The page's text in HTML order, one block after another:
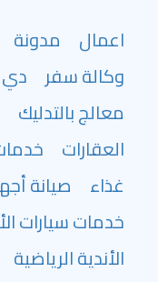
اعمال مدونة
وكالة سفر
معالج بالتدليك
العقارات
غذاء
صيانة
خدمات سيارات
الأندية الرياضية